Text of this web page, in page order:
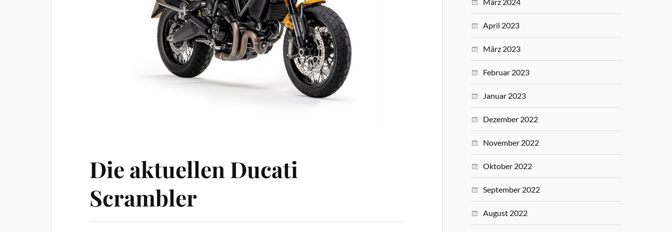
Die aktuellen Ducati
Scrambler
April 2023
März 2023
Februar 2023
Januar 2023
Dezember 2022
November 2022
Oktober 2022
September 2022
August 2022